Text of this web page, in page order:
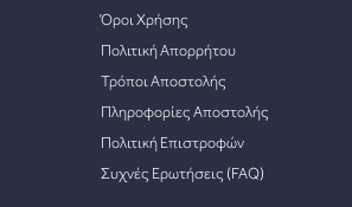
Όροι Χρήσης
Πολιτική Απορρήτου
Τρόποι Αποστολής
Πληροφορίες Αποστολής
Πολιτική Επιστροφών
Συχνές Ερωτήσεις (FAQ)